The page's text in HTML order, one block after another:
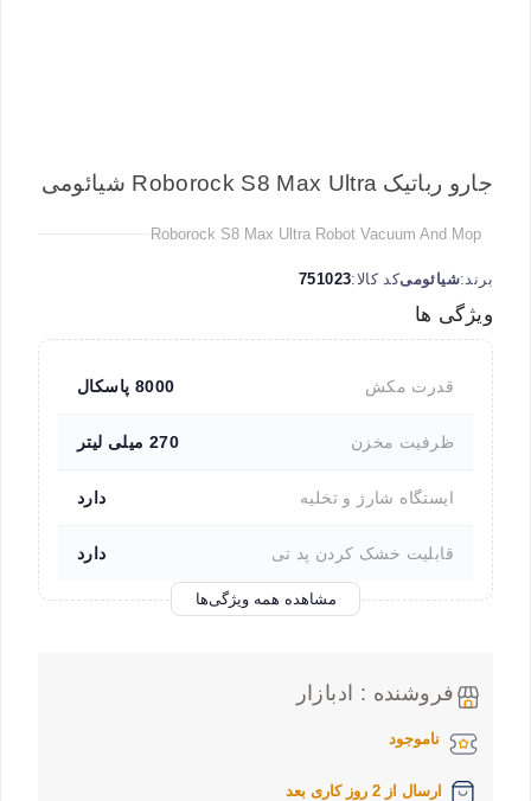
جارو رباتیک Roborock S8 Max Ultra شیائومی
Roborock S8 Max Ultra Robot Vacuum And Mop
برند:شیائومیکد کالا:751023
ویژگی ها
قدرت مکش 8000 پاسکال
ظرفیت مخزن 270 میلی لیتر
ایستگاه شارژ و تخلیه دارد
قابلیت خشک کردن پد تی دارد
مشاهده همه ویژگی‌ها
فروشنده : ادبازار
ناموجود
ارسال از 2 روز کاری بعد